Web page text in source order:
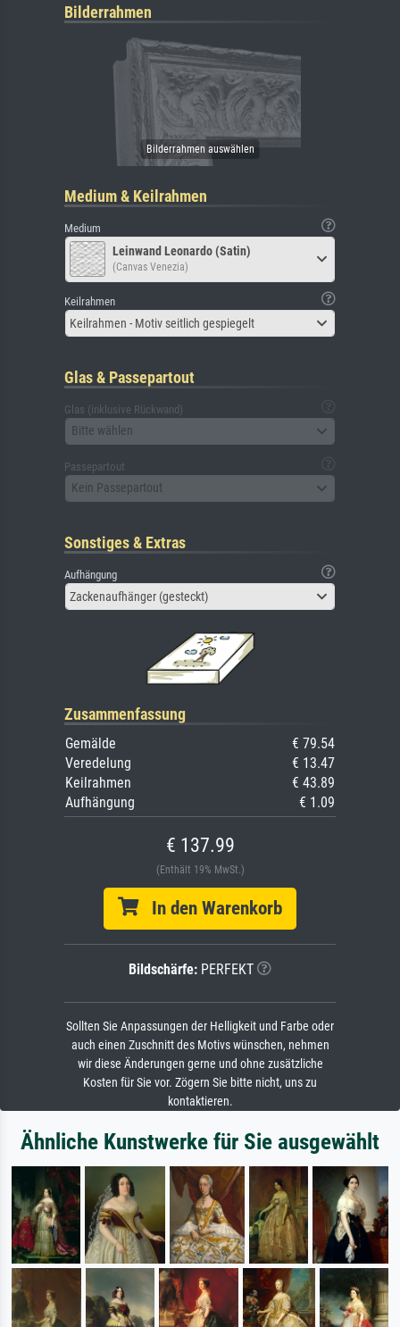
Bilderrahmen
Medium & Keilrahmen
Medium
Leinwand Leonardo (Satin)
(Canvas Venezia)
Keilrahmen
Keilrahmen - Motiv seitlich gespiegelt
Glas & Passepartout
Glas (inklusive Rückwand)
Bitte wählen
Passepartout
Kein Passepartout
Sonstiges & Extras
Aufhängung
Zackenaufhänger (gesteckt)
Zusammenfassung
Gemälde
€ 79.54
Veredelung
€ 13.47
Keilrahmen
€ 43.89
Aufhängung
€ 1.09
€ 137.99
(Enthält 19% MwSt.)
In den Warenkorb
Bildschärfe: PERFEKT
Sollten Sie Anpassungen der Helligkeit und Farbe oder
auch einen Zuschnitt des Motivs wünschen, nehmen
wir diese Änderungen gerne und ohne zusätzliche
Kosten für Sie vor. Zögern Sie bitte nicht, uns zu
kontaktieren.
Ähnliche Kunstwerke für Sie ausgewählt